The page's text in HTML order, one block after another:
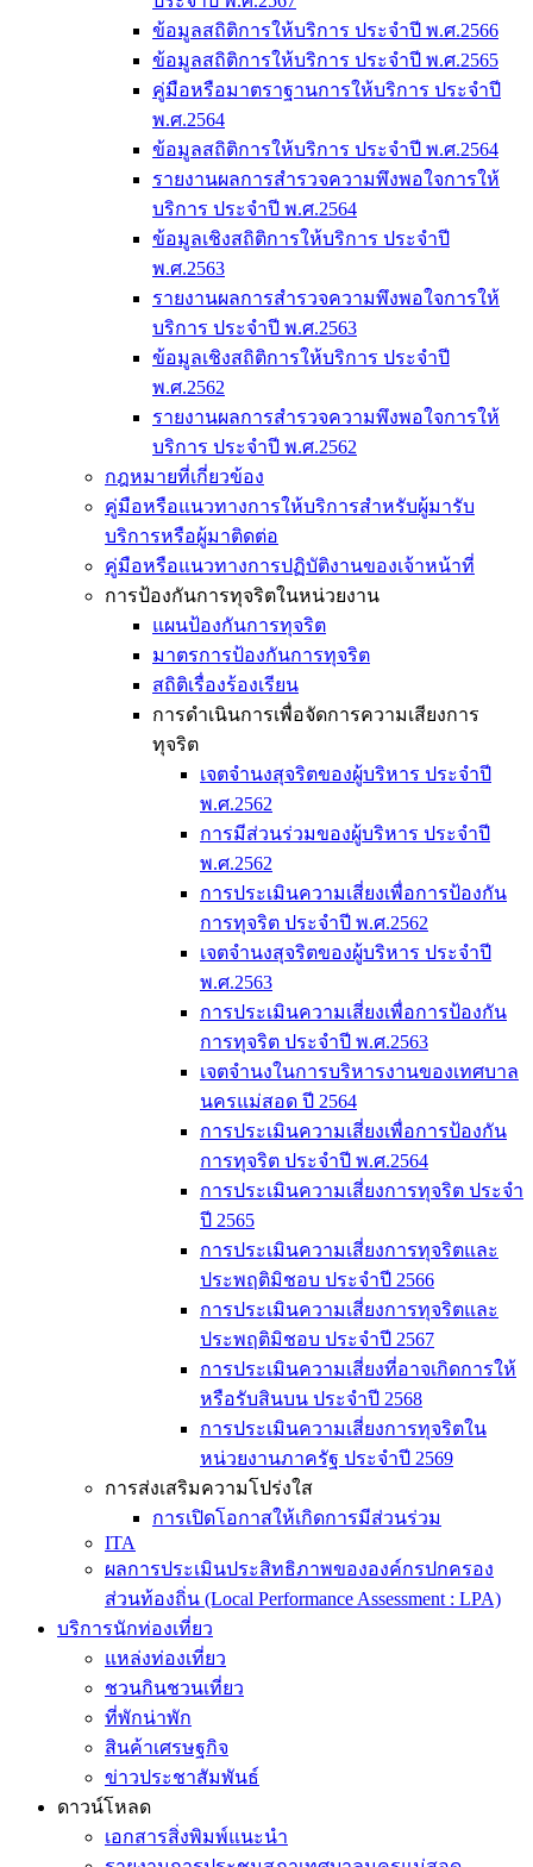
ข้อมูลสถิติการให้บริการ ประจำปี พ.ศ.2566
ข้อมูลสถิติการให้บริการ ประจำปี พ.ศ.2565
คู่มือหรือมาตราฐานการให้บริการ ประจำปี
พ.ศ.2564
ข้อมูลสถิติการให้บริการ ประจำปี พ.ศ.2564
รายงานผลการสำรวจความพึงพอใจการให้
บริการ ประจำปี พ.ศ.2564
ข้อมูลเชิงสถิติการให้บริการ ประจำปี
พ.ศ.2563
รายงานผลการสำรวจความพึงพอใจการให้
บริการ ประจำปี พ.ศ.2563
ข้อมูลเชิงสถิติการให้บริการ ประจำปี
พ.ศ.2562
รายงานผลการสำรวจความพึงพอใจการให้
บริการ ประจำปี พ.ศ.2562
กฎหมายที่เกี่ยวข้อง
คู่มือหรือแนวทางการให้บริการสำหรับผู้มารับ
บริการหรือผู้มาติดต่อ
คู่มือหรือแนวทางการปฏิบัติงานของเจ้าหน้าที่
การป้องกันการทุจริตในหน่วยงาน
แผนป้องกันการทุจริต
มาตรการป้องกันการทุจริต
สถิติเรื่องร้องเรียน
การดำเนินการเพื่อจัดการความเสียงการ
ทุจริต
เจตจำนงสุจริตของผู้บริหาร ประจำปี
พ.ศ.2562
การมีส่วนร่วมของผู้บริหาร ประจำปี
พ.ศ.2562
การประเมินความเสี่ยงเพื่อการป้องกัน
การทุจริต ประจำปี พ.ศ.2562
เจตจำนงสุจริตของผู้บริหาร ประจำปี
พ.ศ.2563
การประเมินความเสี่ยงเพื่อการป้องกัน
การทุจริต ประจำปี พ.ศ.2563
เจตจำนงในการบริหารงานของเทศบาล
นครแม่สอด ปี 2564
การประเมินความเสี่ยงเพื่อการป้องกัน
การทุจริต ประจำปี พ.ศ.2564
การประเมินความเสี่ยงการทุจริต ประจำ
ปี 2565
การประเมินความเสี่ยงการทุจริตและ
ประพฤติมิชอบ ประจำปี 2566
การประเมินความเสี่ยงการทุจริตและ
ประพฤติมิชอบ ประจำปี 2567
การประเมินความเสี่ยงที่อาจเกิดการให้
หรือรับสินบน ประจำปี 2568
การประเมินความเสี่ยงการทุจริตใน
หน่วยงานภาครัฐ ประจำปี 2569
การส่งเสริมความโปร่งใส
การเปิดโอกาสให้เกิดการมีส่วนร่วม
ITA
ผลการประเมินประสิทธิภาพขององค์กรปกครอง
ส่วนท้องถิ่น (Local Performance Assessment : LPA)
บริการนักท่องเที่ยว
แหล่งท่องเที่ยว
ชวนกินชวนเที่ยว
ที่พักน่าพัก
สินค้าเศรษฐกิจ
ข่าวประชาสัมพันธ์
ดาวน์โหลด
เอกสารสิ่งพิมพ์แนะนำ